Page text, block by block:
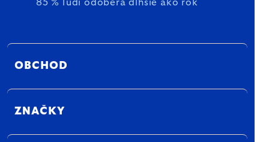
85 % ľudí odoberá dlhšie ako rok
OBCHOD
ZNAČKY